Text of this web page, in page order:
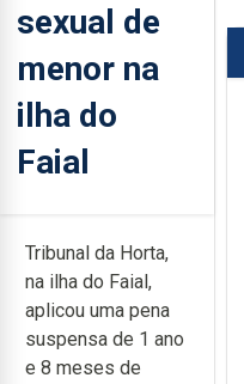
sexual de
menor na
ilha do
Faial
Tribunal da Horta,
na ilha do Faial,
aplicou uma pena
suspensa de 1 ano
e 8 meses de